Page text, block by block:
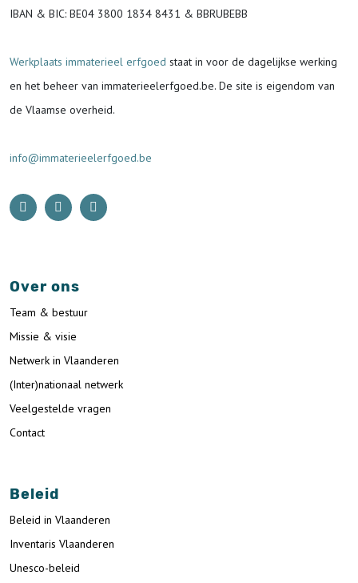
IBAN & BIC: BE04 3800 1834 8431 & BBRUBEBB
Werkplaats immaterieel erfgoed staat in voor de dagelijkse werking
en het beheer van immaterieelerfgoed.be. De site is eigendom van
de Vlaamse overheid.
info@immaterieelerfgoed.be
Over ons
Team & bestuur
Missie & visie
Netwerk in Vlaanderen
(Inter)nationaal netwerk
Veelgestelde vragen
Contact
Beleid
Beleid in Vlaanderen
Inventaris Vlaanderen
Unesco-beleid